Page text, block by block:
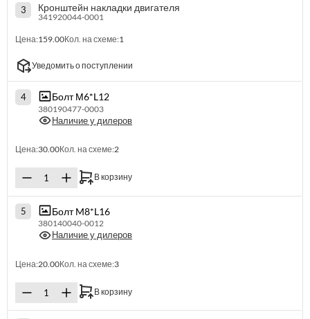
3 Кронштейн накладки двигателя
341920044-0001
Цена:159.00Кол. на схеме:1
Уведомить о поступлении
4 Болт М6*L12
380190477-0003
Наличие у дилеров
Цена:30.00Кол. на схеме:2
В корзину
5 Болт M8*L16
380140040-0012
Наличие у дилеров
Цена:20.00Кол. на схеме:3
В корзину